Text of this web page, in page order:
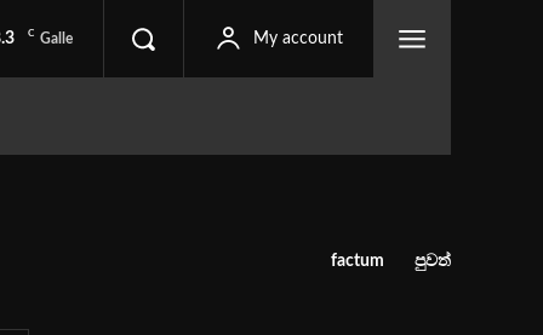
C Galle My account
factum පුවත්